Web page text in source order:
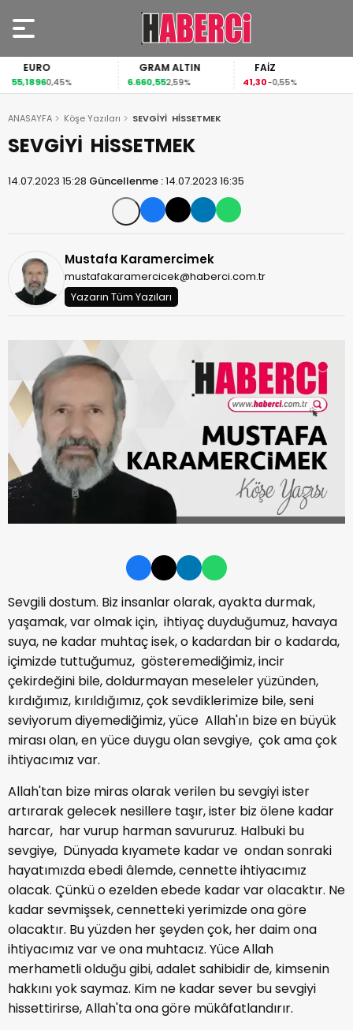
EURO
55,18960,45%
GRAM ALTIN
6.660,552,59%
FAİZ
41,30-0,55%
ANASAYFA Köşe Yazıları SEVGİYİ HİSSETMEK
SEVGİYİ HİSSETMEK
14.07.2023 15:28 Güncellenme :14.07.2023 16:35
Mustafa Karamercimek
mustafakaramercicek@haberci.com.tr
Yazarın Tüm Yazıları
Sevgili dostum. Biz insanlar olarak, ayakta durmak,
yaşamak, var olmak için, ihtiyaç duyduğumuz, havaya
suya, ne kadar muhtaç isek, o kadardan bir o kadarda,
içimizde tuttuğumuz, gösteremediğimiz, incir
çekirdeğini bile, doldurmayan meseleler yüzünden,
kırdığımız, kırıldığımız, çok sevdiklerimize bile, seni
seviyorum diyemediğimiz, yüce Allah'ın bize en büyük
mirası olan, en yüce duygu olan sevgiye, çok ama çok
ihtiyacımız var.
Allah'tan bize miras olarak verilen bu sevgiyi ister
artırarak gelecek nesillere taşır, ister biz ölene kadar
harcar, har vurup harman savururuz. Halbuki bu
sevgiye, Dünyada kıyamete kadar ve ondan sonraki
hayatımızda ebedi âlemde, cennette ihtiyacımız
olacak. Çünkü o ezelden ebede kadar var olacaktır. Ne
kadar sevmişsek, cennetteki yerimizde ona göre
olacaktır. Bu yüzden her şeyden çok, her daim ona
ihtiyacımız var ve ona muhtacız. Yüce Allah
merhametli olduğu gibi, adalet sahibidir de, kimsenin
hakkını yok saymaz. Kim ne kadar sever bu sevgiyi
hissettirirse, Allah'ta ona göre mükâfatlandırır.